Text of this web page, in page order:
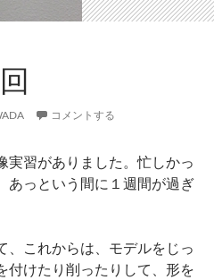
コメントする
実習がありました。忙しかっ
あっという間に１週間が過ぎ
、これからは、モデルをじっ
付けたり削ったりして、形を